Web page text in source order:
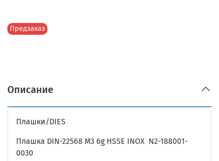
Предзаказ
Описание
Плашки/DIES
Плашка DIN-22568 M3 6g HSSE INOX N2-188001-
0030